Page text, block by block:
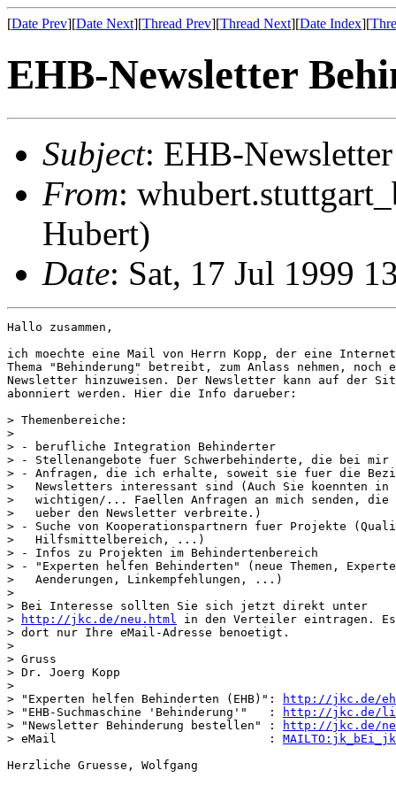
[Date Prev][Date Next][Thread Prev][Thread Next][Date Index][
EHB-Newsletter
Subject: EHB-
From:
Hubert)
Date: Sat, 17 Jul 1999
Hallo zusammen,
ich moechte eine Mail von Herrn Kopp, der eine Internet-
Thema "Behinderung" betreibt, zum Anlass nehmen, noch
Newsletter hinzuweisen. Der Newsletter kann auf der
abonniert werden. Hier die Info darueber:
> Themenbereiche:
>
> - berufliche Integration Behinderter
> - Stellenangebote fuer Schwerbehinderte, die bei mir
> - Anfragen, die ich erhalte, soweit sie fuer die
>   Newsletters interessant sind (Auch Sie koennten in
>   wichtigen/... Faellen Anfragen an mich senden, die
>   ueber den Newsletter verbreite.)
> - Suche von Kooperationspartnern fuer Projekte
>   Hilfsmittelbereich, ...)
> - Infos zu Projekten im Behindertenbereich
> - "Experten helfen Behinderten" (neue Themen,
>   Aenderungen, Linkempfehlungen, ...)
>
> Bei Interesse sollten Sie sich jetzt direkt unter
>
http://jkc.de/neu.html
in den Verteiler eintragen.
> dort nur Ihre eMail-Adresse benoetigt.
>
> Gruss
> Dr. Joerg Kopp
>
> "Experten helfen Behinderten (EHB)":
http://jkc.de/
> "EHB-Suchmaschine 'Behinderung'"   :
http://jkc.de/
> "Newsletter Behinderung bestellen" :
http://jkc.de/
> eMail                              :
Herzliche Gruesse, Wolfgang